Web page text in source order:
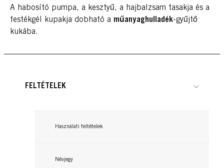
A habosító pumpa, a kesztyű, a hajbalzsam tasakja és a
festékgél kupakja dobható a műanyaghulladék-gyűjtő
kukába.
FELTÉTELEK
Használati feltételek
Névjegy